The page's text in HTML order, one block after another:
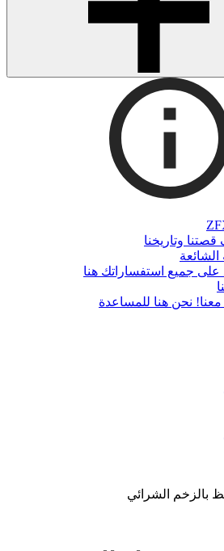
وتاريخنا
الشائعة
على جميع استفساراتك هنا
نحن هنا للمساعدة
بالزخم الشرائي